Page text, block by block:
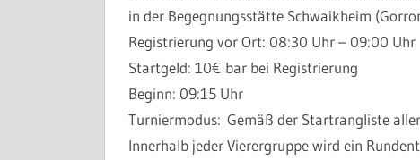
in der Begegnungsstätte Schwaikheim
Registrierung vor Ort: 08:30 Uhr – 09:00 Uhr
Startgeld: 10€ bar bei Registrierung
Beginn: 09:15 Uhr
Turniermodus: Gemäß der Startrangliste
Innerhalb jeder Vierergruppe wird ein